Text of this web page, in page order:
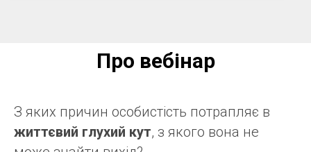
Про вебінар
З яких причин особистість потрапляє в
життєвий глухий кут, з якого вона не